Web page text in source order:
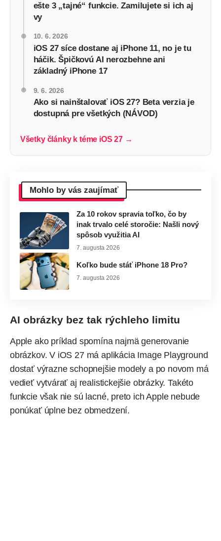
ešte 3 „tajné“ funkcie. Zamilujete si ich aj
vy
10. 6. 2026
iOS 27 síce dostane aj iPhone 11, no je tu
háčik. Špičkovú AI nerozbehne ani
základný iPhone 17
9. 6. 2026
Ako si nainštalovať iOS 27? Beta verzia je
dostupná pre všetkých (NÁVOD)
Všetky články k téme iOS 27 →
Mohlo by vás zaujímať
Za 10 rokov spravia toľko, čo by
inak trvalo celé storočie: Našli nový
spôsob využitia AI
7. augusta 2026
Koľko bude stáť iPhone 18 Pro?
7. augusta 2026
AI obrázky bez tak rýchleho limitu
Apple ako príklad spomína najmä generovanie
obrázkov. V iOS 27 má aplikácia Image Playground
dostať výrazne schopnejšie modely a po novom má
vedieť vytvárať aj realistickejšie obrázky. Takéto
funkcie však nie sú lacné, preto ich Apple nebude
ponúkať úplne bez obmedzení.